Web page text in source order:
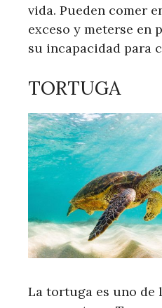
vida. Pueden comer
exceso y meterse en
su incapacidad para
TORTUGA
La tortuga es uno de